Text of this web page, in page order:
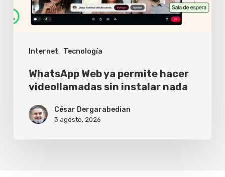
Internet Tecnología
instalar
WhatsApp Web ya permite hacer
videollamadas sin instalar nada
César Dergarabedian
3 agosto, 2026